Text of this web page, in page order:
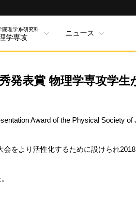
院理学系研究科
学専攻
ニュース
発表賞 物理学専攻学生
Award of the Physical Society of
をより活性化するために設けられ